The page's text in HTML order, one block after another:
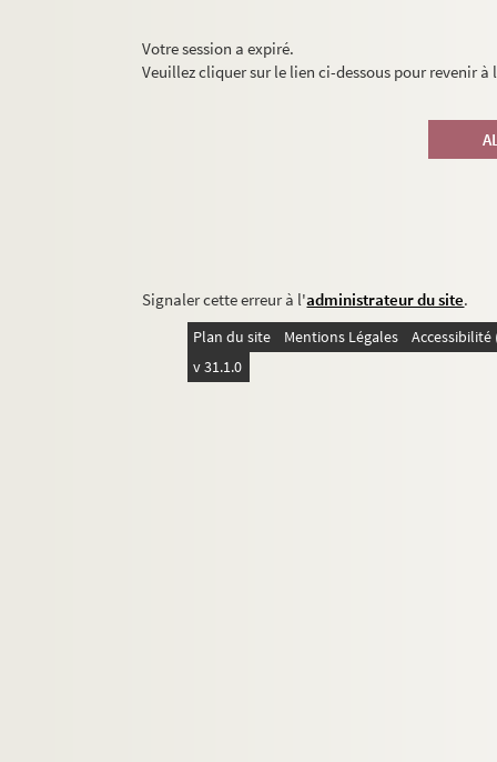
Votre session a expiré.
Veuillez cliquer sur le lien ci-dessous pour revenir
Signaler cette erreur à l'administrateur du site.
Plan du site Mentions Légales
v 31.1.0